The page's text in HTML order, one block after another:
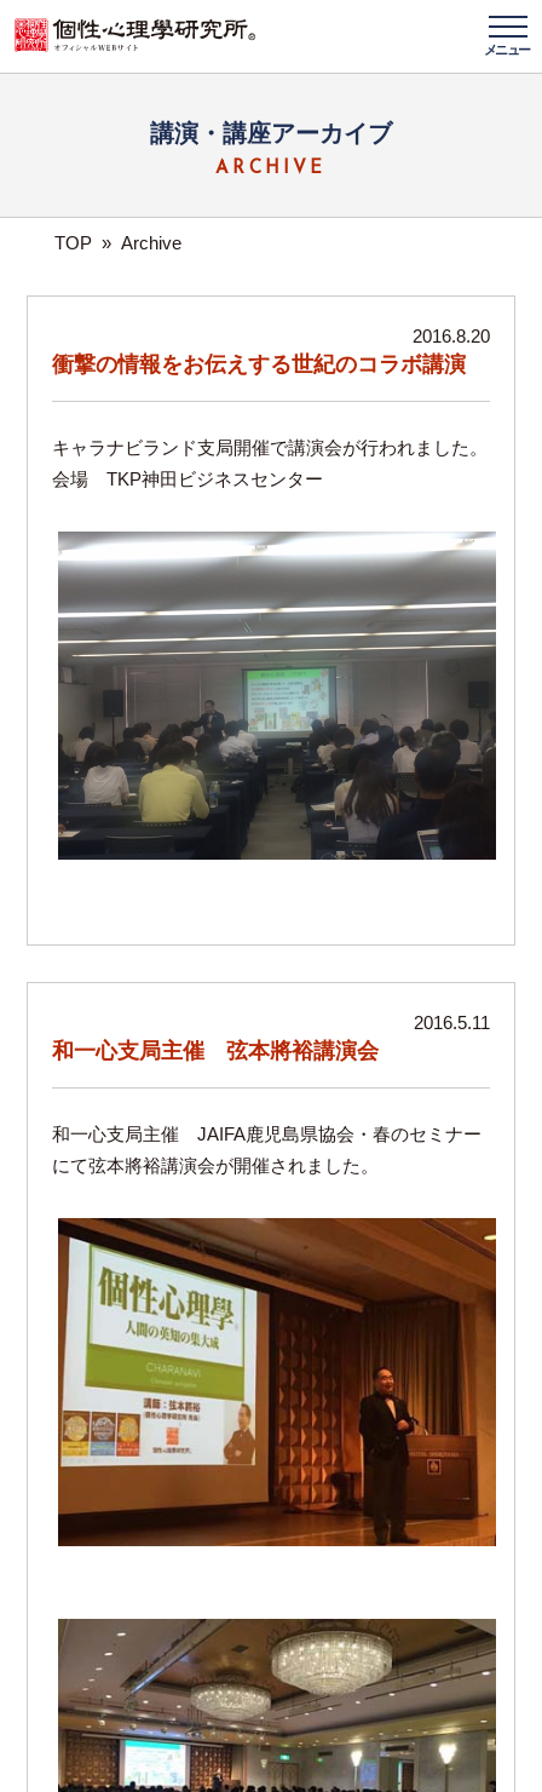
メニュー
講演・講座アーカイブ
ARCHIVE
TOP » Archive
2016.8.20
衝撃の情報をお伝えする世紀のコラボ講演
キャラナビランド支局開催で講演会が行われました。
会場 TKP神田ビジネスセンター
2016.5.11
和一心支局主催 弦本將裕講演会
和一心支局主催 JAIFA鹿児島県協会・春のセミナー
にて弦本將裕講演会が開催されました。